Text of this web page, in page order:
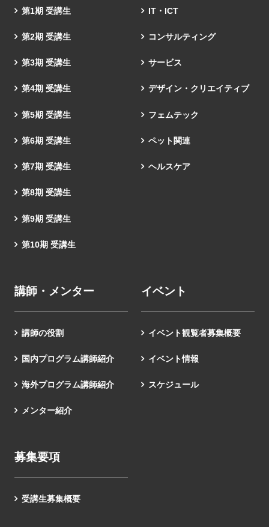
第1期 受講生
第2期 受講生
第3期 受講生
第4期 受講生
第5期 受講生
第6期 受講生
第7期 受講生
第8期 受講生
第9期 受講生
第10期 受講生
IT・ICT
コンサルティング
サービス
デザイン・クリエイティブ
フェムテック
ペット関連
ヘルスケア
講師・メンター
講師の役割
国内プログラム講師紹介
海外プログラム講師紹介
メンター紹介
イベント
イベント観覧者募集概要
イベント情報
スケジュール
募集要項
受講生募集概要